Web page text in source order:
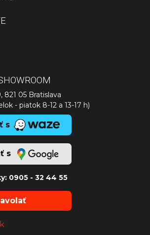
821 05 Bratislava
- piatok 8-12 a 13-17 h)
s
s
0905 - 32 44 55